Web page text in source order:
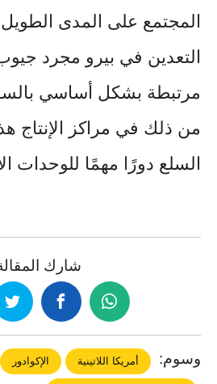
المجتمع على المدى
التعدين في بيرو مجرد
مرتبطة بشكل أساسي
من ذلك في مراكز الإنتاج
السلع دورًا مهمًا للوحدات
شارك
وسوم: أمريكا اللاتينية الإكوادور